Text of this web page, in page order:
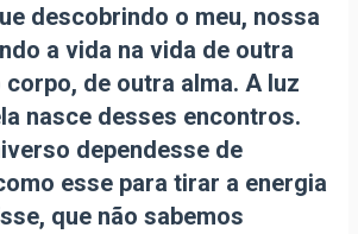
descobrindo o meu, nossa
a vida na vida de outra
de outra alma. A luz
nasce desses encontros.
dependesse de
esse para tirar a energia
que não sabemos